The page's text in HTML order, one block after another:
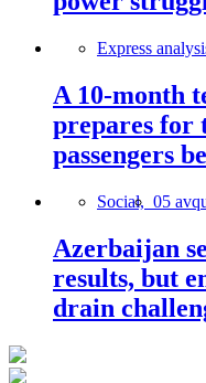
Express
A 10-month
prepares for
passengers
Social, 05
Azerbaijan
results, but
drain